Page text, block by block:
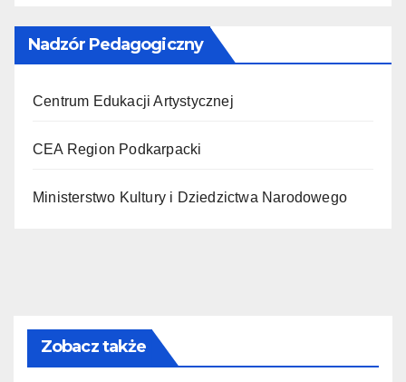
Nadzór Pedagogiczny
Centrum Edukacji Artystycznej
CEA Region Podkarpacki
Ministerstwo Kultury i Dziedzictwa Narodowego
Zobacz także